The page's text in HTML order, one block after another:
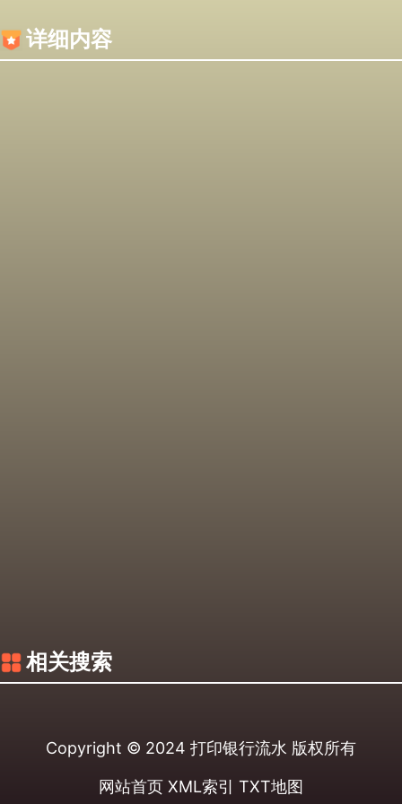
详细内容
相关搜索
Copyright © 2024 打印银行流水 版权所有
网站首页 XML索引 TXT地图